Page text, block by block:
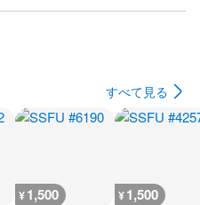
すべて見る
¥1,500 ¥1,500